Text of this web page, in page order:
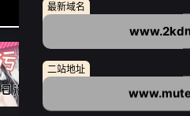
点
最新域名
二站地址